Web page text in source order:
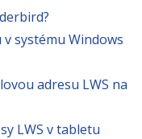
systému Windows
adresu LWS na
LWS v tabletu